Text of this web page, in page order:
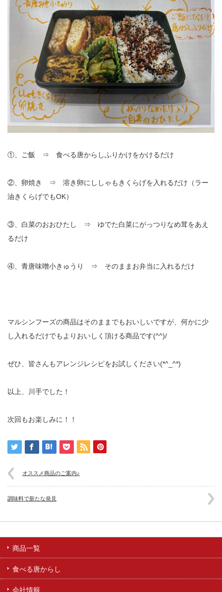
①、ご飯 ⇒ 食べる唐からしふりかけをかけるだけ
②、卵焼き ⇒ 溶き卵にししゃもきくらげを入れるだけ（ラー
油きくらげでもOK）
③、白菜のおおひたし ⇒ ゆでた白菜にがっつりなめ茸をあえ
るだけ
④、青唐味噌小きゅうり ⇒ そのままお弁当に入れるだけ
マルシンフーズの商品はそのままでもおいしいですが、何かに少
し入れるだけでもよりおいしく頂ける商品です(^^)/
ぜひ、皆さんもアレンジレシピをお試しください(*^_^*)
以上、川手でした！
次回もお楽しみに！！
オススメ商品のご案内♪
調味料で新たな発見
商品一覧
食べる唐からし
会社情報